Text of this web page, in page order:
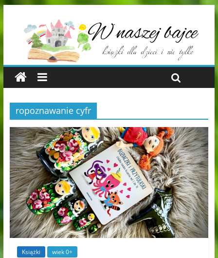
ropoznawanie cyfr
Książki wiek 0+